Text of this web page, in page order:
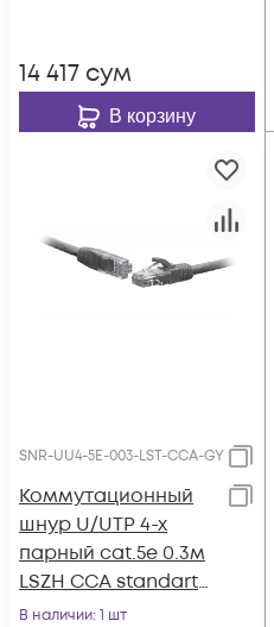
14 417 сум
В корзину
SNR-UU4-5E-003-LST-CCA-GY
Коммутационный
шнур U/UTP 4-х
парный cat.5e 0.3м
LSZH CCA standart
серый
В наличии: 1 шт